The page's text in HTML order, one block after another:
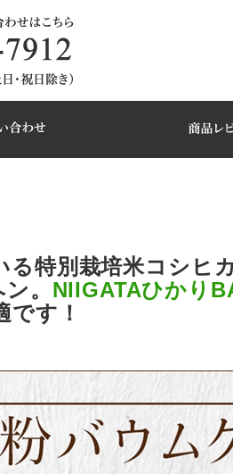
る特別栽培米コシヒ
。 NIIGATAひかり
です！